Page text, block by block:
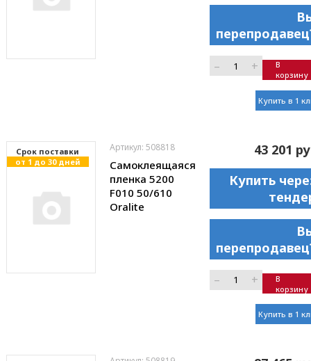
– +
В
корзину
Купить в 1
Cрок поставки
от 1 до 30 дней
Артикул: 508818
Самоклеящаяся
пленка 5200
F010 50/610
Oralite
43 201
Купить
– +
В
корзину
Купить в 1